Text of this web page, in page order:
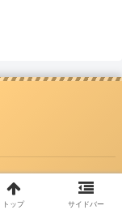
トップ サイドバー